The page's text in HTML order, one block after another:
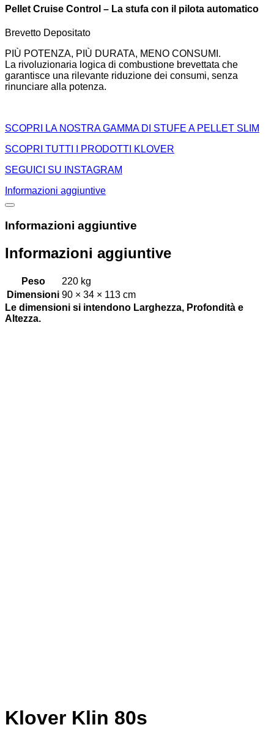
Pellet Cruise Control – La stufa con il pilota automatico
Brevetto Depositato
PIÙ POTENZA, PIÙ DURATA, MENO CONSUMI.
La rivoluzionaria logica di combustione brevettata che
garantisce una rilevante riduzione dei consumi, senza
rinunciare alla potenza.
SCOPRI LA NOSTRA GAMMA DI STUFE A PELLET SLIM
SCOPRI TUTTI I PRODOTTI KLOVER
SEGUICI SU INSTAGRAM
Informazioni aggiuntive
Informazioni aggiuntive
Informazioni aggiuntive
Peso
220 kg
Dimensioni 90 × 34 × 113 cm
Le dimensioni si intendono Larghezza, Profondità e
Altezza.
Klover Klin 80s